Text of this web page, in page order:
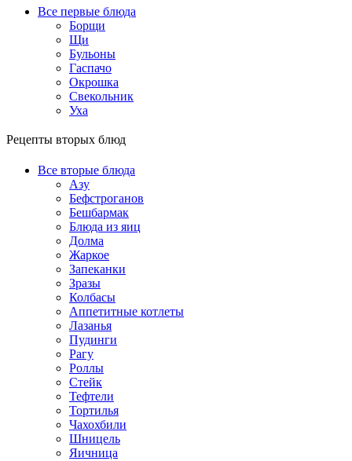
Все первые блюда
Борщи
Щи
Бульоны
Гаспачо
Окрошка
Свекольник
Уха
Рецепты вторых блюд
Все вторые блюда
Азу
Бефстроганов
Бешбармак
Блюда из яиц
Долма
Жаркое
Запеканки
Зразы
Колбасы
Аппетитные котлеты
Лазанья
Пудинги
Рагу
Роллы
Стейк
Тефтели
Тортилья
Чахохбили
Шницель
Яичница